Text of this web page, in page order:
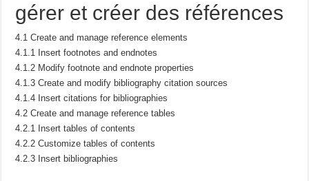
gérer et créer des références
4.1 Create and manage reference elements
4.1.1 Insert footnotes and endnotes
4.1.2 Modify footnote and endnote properties
4.1.3 Create and modify bibliography citation sources
4.1.4 Insert citations for bibliographies
4.2 Create and manage reference tables
4.2.1 Insert tables of contents
4.2.2 Customize tables of contents
4.2.3 Insert bibliographies